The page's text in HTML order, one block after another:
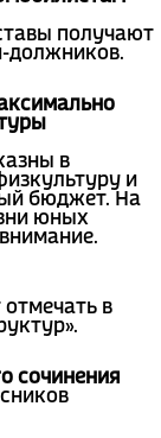
получают
должников.
в
и
бюджет. На
юных
отмечать в
сочинения